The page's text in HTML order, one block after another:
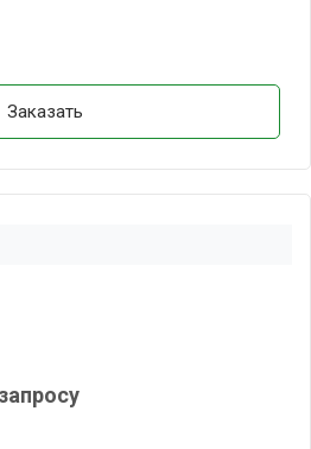
Заказать